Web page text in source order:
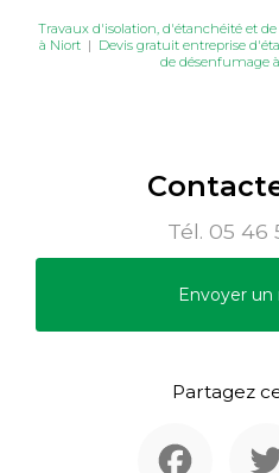
Travaux d'isolation, d'étanchéité et
à Niort| Devis gratuit entreprise
de désenfumage
Tél. 05 46
Envoyer un
Partagez